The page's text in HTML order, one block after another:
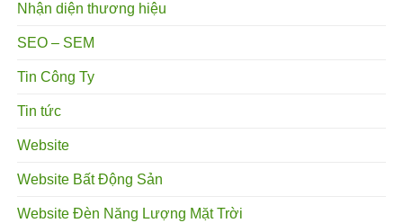
Nhận diện thương hiệu
SEO – SEM
Tin Công Ty
Tin tức
Website
Website Bất Động Sản
Website Đèn Năng Lượng Mặt Trời